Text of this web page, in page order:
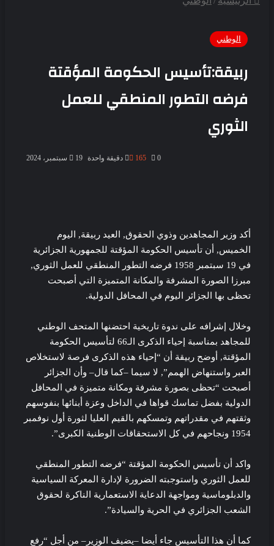
الوطني
ربيقة:تأسيس الحكومة المؤقتة
فرضه التطور المنطقي للعمل
الثوري
19 سبتمبر، 2024 165 دقيقة واحدة
أكد وزير المجاهدين وذوي الحقوق, العيد ربيقة, اليوم
الخميس, أن تأسيس الحكومة المؤقتة للجمهورية الجزائرية
في 19 سبتمبر 1958 فرضه التطور المنطقي للعمل الثوري,
مبرزا الصورة المشرفة والمكانة المتميزة التي أصبحت
تحظى بها الجزائر اليوم في المحافل الدولية.
وخلال إشرافه على ندوة تاريخية احتضنها المتحف الوطني
للمجاهد بمناسبة إحياء الذكرى الـ66 لتأسيس الحكومة
المؤقتة, أوضح ربيقة أن “إحياء هذه الذكرى فرصة لاستخلاص
العبر واستنهاض الهمم”, لا سيما –كما قال– وأن الجزائر
أصبحت “تحظى بصورة مشرفة ومكانة متميزة في المحافل
الدولية بفضل تماسك قواها في الداخل وعزة أبنائها بنفوسهم
وثقتهم في مقدراتهم وتمسكهم بالقيم العليا لثورة أول نوفمبر
1954 ونجاحهم في كل الاستحقاقات الوطنية الكبرى”.
واكد أن تأسيس الحكومة المؤقتة “فرضه التطور المنطقي
للعمل الثوري واستوجبته الضرورة لإدارة المعركة السياسية
والدبلوماسية ومواجهة الدعاية الاستعمارية الناكرة لحقوق
الشعب الجزائري في الحرية والسيادة”.
كما أن هذا التأسيس جاء أيضا –يضيف الوزير– من أجل “رفع